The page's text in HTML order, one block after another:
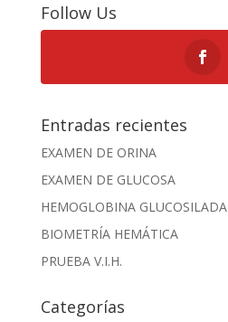
Follow Us
Entradas recientes
EXAMEN DE ORINA
EXAMEN DE GLUCOSA
HEMOGLOBINA GLUCOSILADA
BIOMETRÍA HEMÁTICA
PRUEBA V.I.H.
Categorías